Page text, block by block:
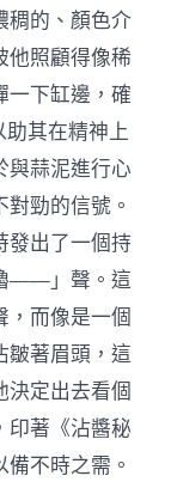
稠的、顏色介
他照顧得像稀
一下缸邊，確
其在精神上
與蒜泥進行心
勁的信號。
發出了一個持
——」聲。這
，而像是一個
皺著眉頭，這
決定出去看個
印著《沾醬秘
不時之需。